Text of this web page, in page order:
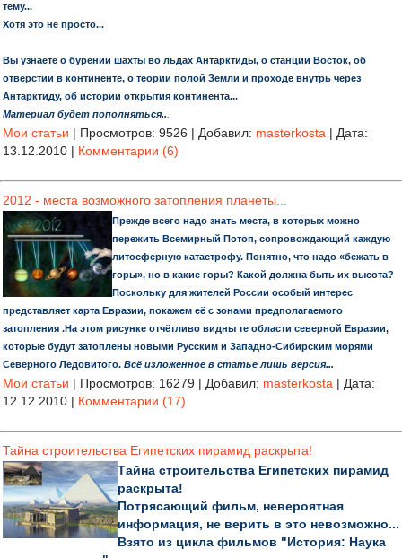
тему...
Хотя это не просто...
Вы узнаете о бурении шахты во льдах Антарктиды, о станции Восток, об
отверстии в континенте, о теории полой Земли и проходе внутрь через
Антарктиду, об истории открытия континента...
Материал будет пополняться..
Мои статьи | Просмотров: 9526 | Добавил: masterkosta | Дата:
13.12.2010 | Комментарии (6)
2012 - места возможного затопления планеты...
Прежде всего надо знать места, в которых можно
пережить Всемирный Потоп, сопровождающий каждую
литосферную катастрофу. Понятно, что надо «бежать в
горы», но в какие горы? Какой должна быть их высота?
Поскольку для жителей России особый интерес
представляет карта Евразии, покажем её с зонами предполагаемого
затопления .На этом рисунке отчётливо видны те области северной Евразии,
которые будут затоплены новыми Русским и Западно-Сибирским морями
Северного Ледовитого. Всё изложенное в статье лишь версия...
Мои статьи | Просмотров: 16279 | Добавил: masterkosta | Дата:
12.12.2010 | Комментарии (17)
Тайна строительства Египетских пирамид раскрыта!
Тайна строительства Египетских пирамид
раскрыта!
Потрясающий фильм, невероятная
информация, не верить в это невозможно...
Взято из цикла фильмов "История: Наука